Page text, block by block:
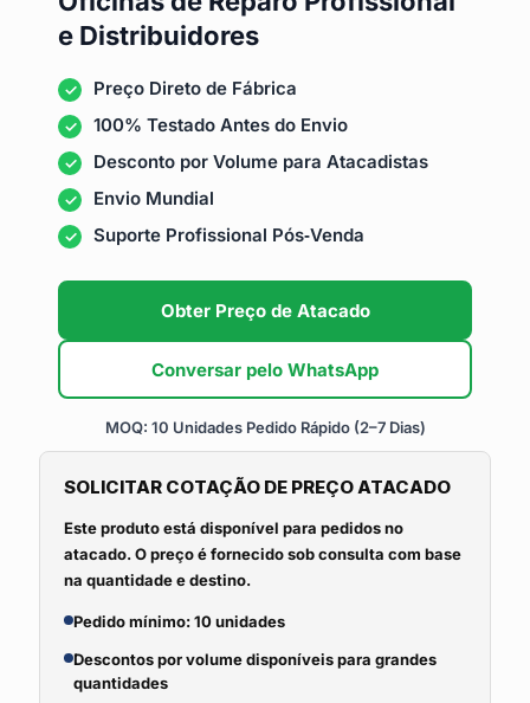
e Distribuidores
Preço Direto de Fábrica
100% Testado Antes do Envio
Desconto por Volume para Atacadistas
Envio Mundial
Suporte Profissional Pós‑Venda
Obter Preço de Atacado
Conversar pelo WhatsApp
MOQ: 10 Unidades Pedido Rápido (2–7 Dias)
SOLICITAR COTAÇÃO DE PREÇO ATACADO
Este produto está disponível para pedidos no
atacado. O preço é fornecido sob consulta com base
na quantidade e destino.
Pedido mínimo: 10 unidades
Descontos por volume disponíveis para grandes
quantidades